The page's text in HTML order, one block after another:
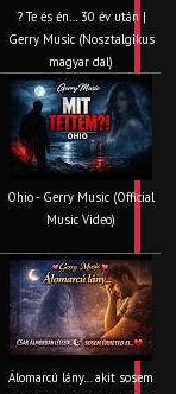
? Te és én… 30 év után |
Gerry Music (Nosztalgikus
magyar dal)
Ohio - Gerry Music (Official
Music Video)
Álomarcú lány… akit sosem